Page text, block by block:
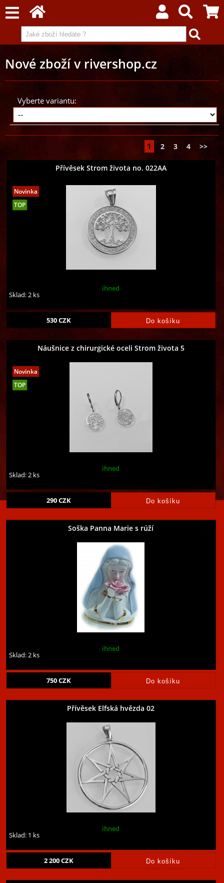
Nové zboží v rivershop.cz
Vyberte variantu:
1 2 3 4 >>
Přívěsek Strom života no. 022AA
ihned
Sklad: 2 ks
530CZK
Náušnice z chirurgické oceli Strom života 5
ihned
Sklad: 2 ks
290CZK
Soška Panna Marie s rúží
ihned
Sklad: 2 ks
750CZK
Přívěsek Elfská hvězda 02
ihned
Sklad: 1 ks
2 200CZK